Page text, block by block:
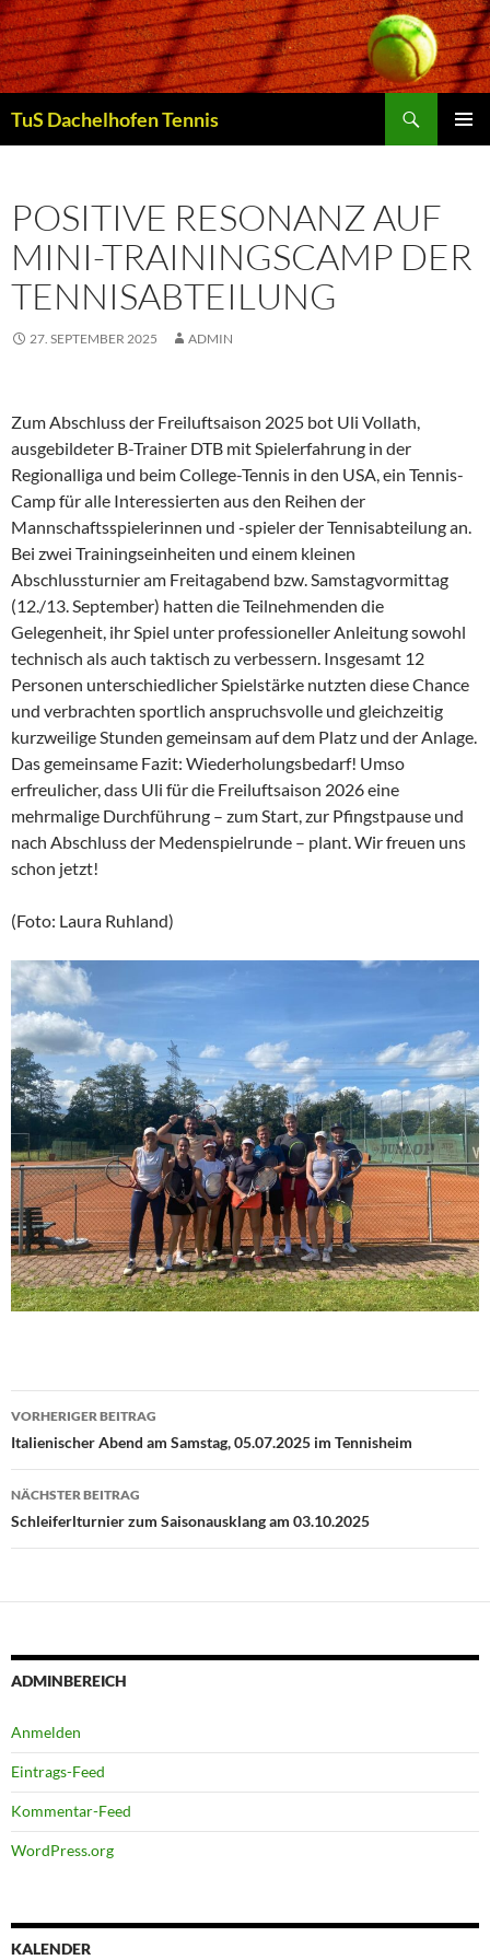
Zum
Inhalt
springen
TuS Dachelhofen Tennis
POSITIVE RESONANZ AUF
MINI-TRAININGSCAMP DER
TENNISABTEILUNG
27. SEPTEMBER 2025 ADMIN
Zum Abschluss der Freiluftsaison 2025 bot Uli Vollath,
ausgebildeter B-Trainer DTB mit Spielerfahrung in der
Regionalliga und beim College-Tennis in den USA, ein Tennis-
Camp für alle Interessierten aus den Reihen der
Mannschaftsspielerinnen und -spieler der Tennisabteilung an.
Bei zwei Trainingseinheiten und einem kleinen
Abschlussturnier am Freitagabend bzw. Samstagvormittag
(12./13. September) hatten die Teilnehmenden die
Gelegenheit, ihr Spiel unter professioneller Anleitung sowohl
technisch als auch taktisch zu verbessern. Insgesamt 12
Personen unterschiedlicher Spielstärke nutzten diese Chance
und verbrachten sportlich anspruchsvolle und gleichzeitig
kurzweilige Stunden gemeinsam auf dem Platz und der Anlage.
Das gemeinsame Fazit: Wiederholungsbedarf! Umso
erfreulicher, dass Uli für die Freiluftsaison 2026 eine
mehrmalige Durchführung – zum Start, zur Pfingstpause und
nach Abschluss der Medenspielrunde – plant. Wir freuen uns
schon jetzt!
(Foto: Laura Ruhland)
Beitragsnavigation
VORHERIGER BEITRAG
Italienischer Abend am Samstag, 05.07.2025 im Tennisheim
NÄCHSTER BEITRAG
Schleiferlturnier zum Saisonausklang am 03.10.2025
ADMINBEREICH
Anmelden
Eintrags-Feed
Kommentar-Feed
WordPress.org
KALENDER